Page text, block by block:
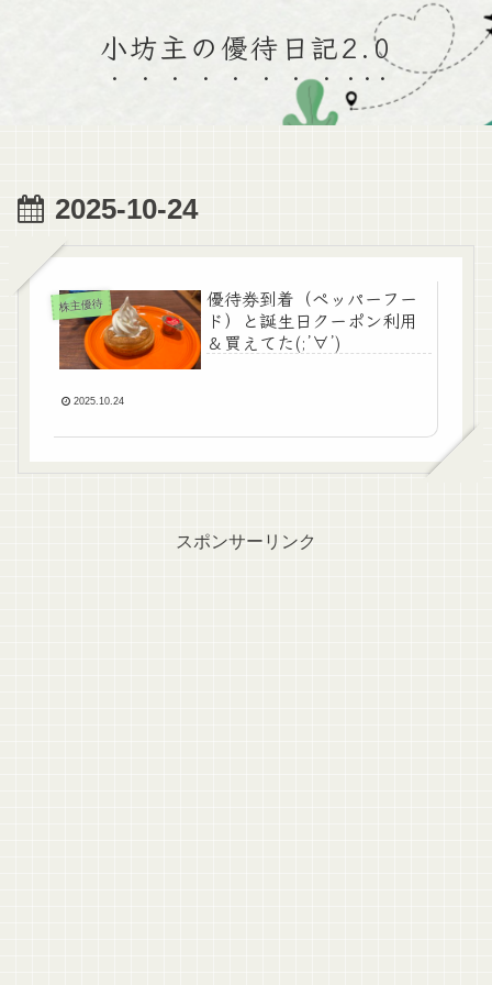
小坊主の優待日記2.0
2025-10-24
株主優待
優待券到着（ペッパーフー
ド）と誕生日クーポン利用
＆買えてた(;’∀’)
2025.10.24
スポンサーリンク